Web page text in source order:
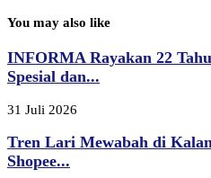
You may also like
INFORMA Rayakan 22
Spesial dan...
31 Juli 2026
Tren Lari Mewabah di
Shopee...